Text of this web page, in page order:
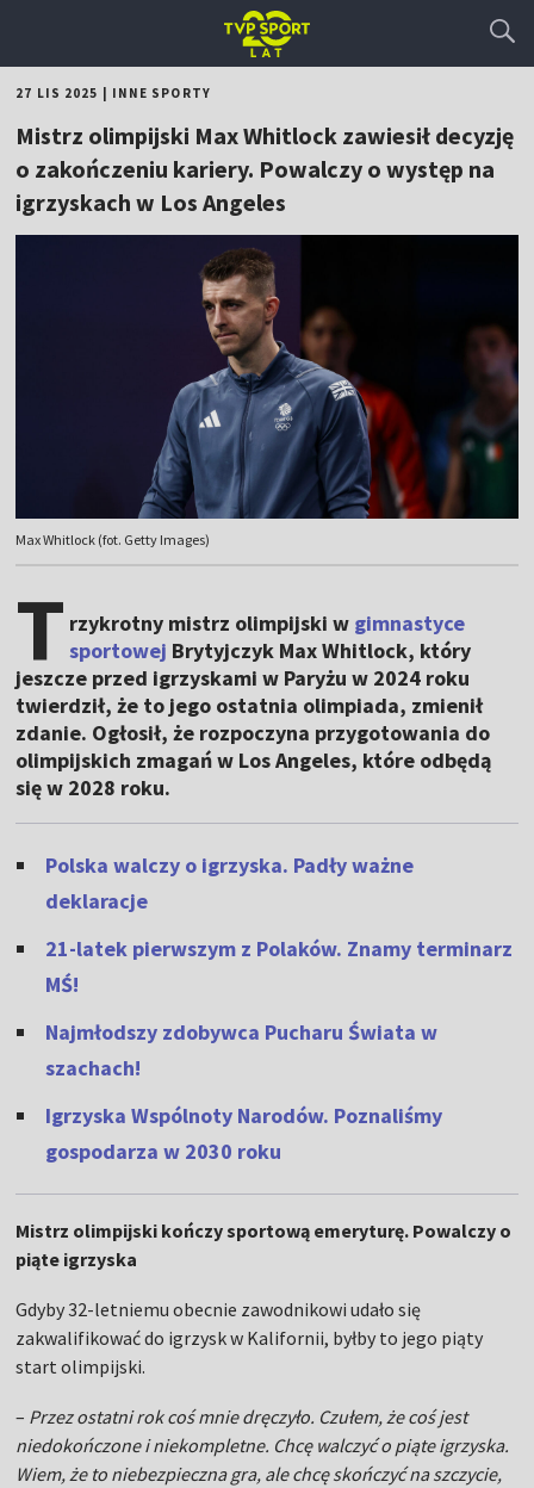
27 LIS 2025 INNE SPORTY
Mistrz olimpijski Max Whitlock zawiesił decyzję
o zakończeniu kariery. Powalczy o występ na
igrzyskach w Los Angeles
Max Whitlock (fot. Getty Images)
T rzykrotny mistrz olimpijski w gimnastyce
sportowej Brytyjczyk Max Whitlock, który
jeszcze przed igrzyskami w Paryżu w 2024 roku
twierdził, że to jego ostatnia olimpiada, zmienił
zdanie. Ogłosił, że rozpoczyna przygotowania do
olimpijskich zmagań w Los Angeles, które odbędą
się w 2028 roku.
Polska walczy o igrzyska. Padły ważne
deklaracje
21-latek pierwszym z Polaków. Znamy terminarz
MŚ!
Najmłodszy zdobywca Pucharu Świata w
szachach!
Igrzyska Wspólnoty Narodów. Poznaliśmy
gospodarza w 2030 roku
Mistrz olimpijski kończy sportową emeryturę. Powalczy o
piąte igrzyska
Gdyby 32-letniemu obecnie zawodnikowi udało się
zakwalifikować do igrzysk w Kalifornii, byłby to jego piąty
start olimpijski.
– Przez ostatni rok coś mnie dręczyło. Czułem, że coś jest
niedokończone i niekompletne. Chcę walczyć o piąte igrzyska.
Wiem, że to niebezpieczna gra, ale chcę skończyć na szczycie,